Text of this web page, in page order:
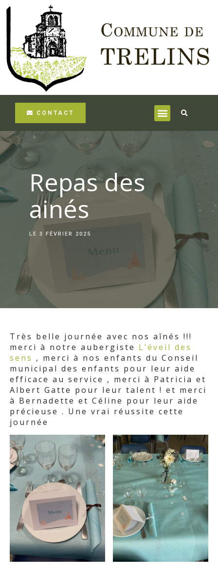
CONTACT
Repas des
ainés
LE 3 FÉVRIER 2025
Très belle journée avec nos aînés !!!
merci à notre aubergiste L’éveil des
sens , merci à nos enfants du Conseil
municipal des enfants pour leur aide
efficace au service , merci à Patricia et
Albert Gatte pour leur talent ! et merci
à Bernadette et Céline pour leur aide
précieuse . Une vrai réussite cette
journée